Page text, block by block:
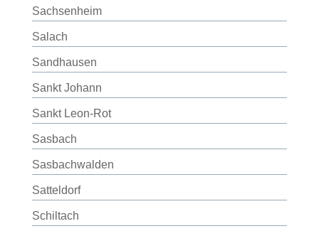
Sachsenheim
Salach
Sandhausen
Sankt Johann
Sankt Leon-Rot
Sasbach
Sasbachwalden
Satteldorf
Schiltach